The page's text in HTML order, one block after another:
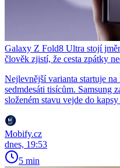
Galaxy Z Fold8 Ultra stojí
člověk zjistí, že cesta zpátky
Nejlevnější varianta startuje
sedmdesáti tisícům. Samsung
složeném stavu vejde do
Mobify.cz
dnes, 19:53
5 min